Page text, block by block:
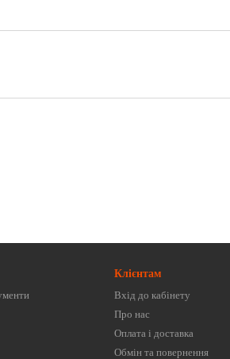
Клієнтам
Вхід до кабінету
Про нас
Оплата і доставка
Обмін та повернення